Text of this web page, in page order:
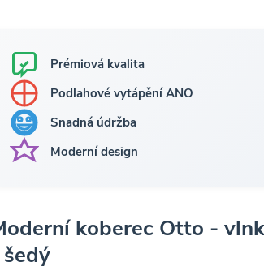
Prémiová kvalita
Podlahové vytápění ANO
Snadná údržba
Moderní design
koberec Otto -